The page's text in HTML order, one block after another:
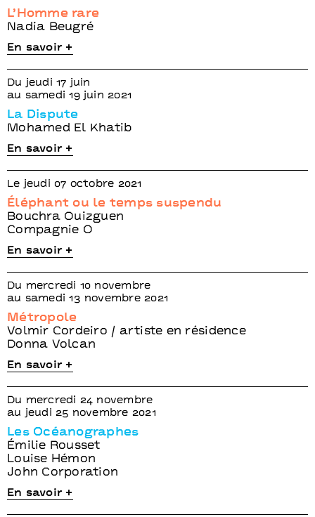
L’Homme rare
Nadia Beugré
En savoir +
Du jeudi 17 juin
au samedi 19 juin 2021
La Dispute
Mohamed El Khatib
En savoir +
Le jeudi 07 octobre 2021
Éléphant ou le temps suspendu
Bouchra Ouizguen
Compagnie O
En savoir +
Du mercredi 10 novembre
au samedi 13 novembre 2021
Métropole
Volmir Cordeiro / artiste en résidence
Donna Volcan
En savoir +
Du mercredi 24 novembre
au jeudi 25 novembre 2021
Les Océanographes
Émilie Rousset
Louise Hémon
John Corporation
En savoir +